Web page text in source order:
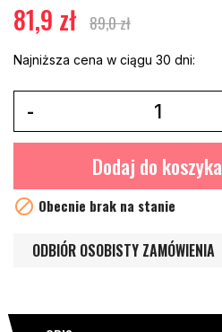
81,9 zł 89,0 zł
Najniższa cena w ciągu 30 dni:
Dodaj do koszyka
 Obecnie brak na stanie
ODBIÓR OSOBISTY ZAMÓWIENIA